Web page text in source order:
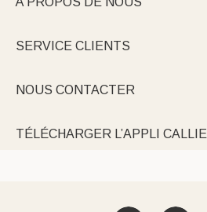
SERVICE CLIENTS
NOUS CONTACTER
TÉLÉCHARGER L’APPLI CALLIE